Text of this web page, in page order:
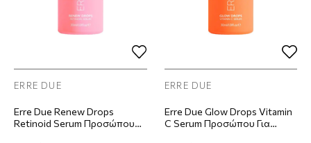
ERRE DUE
Erre Due Renew Drops
Retinoid Serum Προσώπου
ERRE DUE
Erre Due Glow Drops Vitamin
C Serum Προσώπου Για